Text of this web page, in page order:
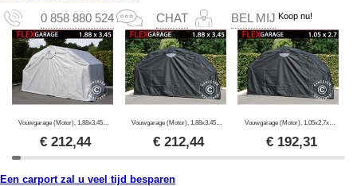
0 858 880 524 CHAT BEL MIJ Koop nu!
Vouwgarage (Motor), 1,88x3,45x1,9m, Grijs
€212,44
Vouwgarage (Motor), 1,88x3,45x1,9m, Zwart
€ 212,44
Vouwgarage (Motor), 1,05x2,7x1,57m, Zwart
€ 192,31
Een carport zal u veel tijd besparen